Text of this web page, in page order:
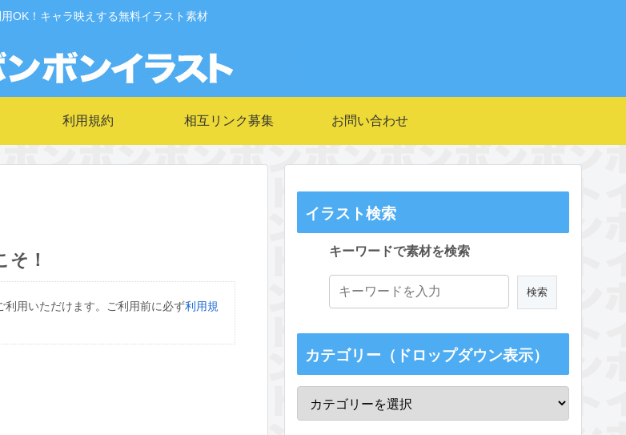
OK！キャラ映えする無料イラスト素材
利用規約 相互リンク募集 お問い合わせ
！
用いただけます。ご利用前に必ず利用規
イラスト検索
キーワードで素材を検索
カテゴリー（ドロップダウン表示）